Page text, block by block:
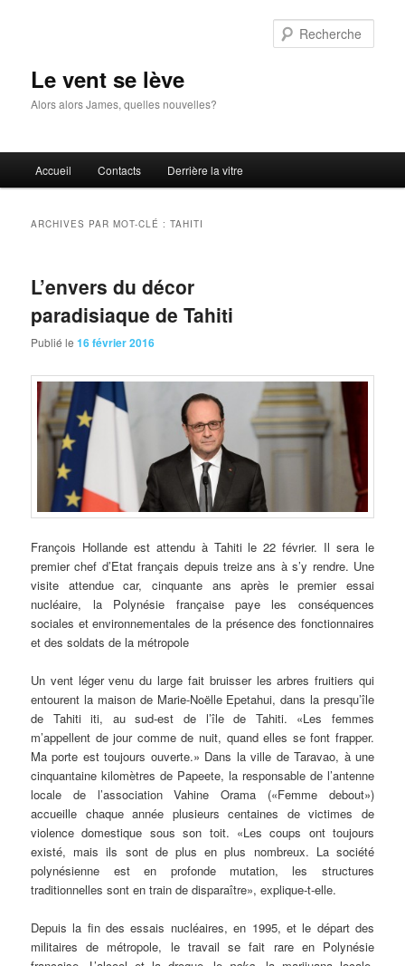
Le vent se lève
Alors alors James, quelles nouvelles?
principal
Accueil Contacts Derrière la vitre
ARCHIVES PAR MOT-CLÉ :TAHITI
L’envers du décor
paradisiaque de Tahiti
Publié le16 février 2016
François Hollande est attendu à Tahiti le 22 février. Il sera le
premier chef d’Etat français depuis treize ans à s’y rendre. Une
visite attendue car, cinquante ans après le premier essai
nucléaire, la Polynésie française paye les conséquences
sociales et environnementales de la présence des fonctionnaires
et des soldats de la métropole
Un vent léger venu du large fait bruisser les arbres fruitiers qui
entourent la maison de Marie-Noëlle Epetahui, dans la presqu’île
de Tahiti iti, au sud-est de l’île de Tahiti. «Les femmes
m’appellent de jour comme de nuit, quand elles se font frapper.
Ma porte est toujours ouverte.» Dans la ville de Taravao, à une
cinquantaine kilomètres de Papeete, la responsable de l’antenne
locale de l’association Vahine Orama («Femme debout»)
accueille chaque année plusieurs centaines de victimes de
violence domestique sous son toit. «Les coups ont toujours
existé, mais ils sont de plus en plus nombreux. La société
polynésienne est en profonde mutation, les structures
traditionnelles sont en train de disparaître», explique-t-elle.
Depuis la fin des essais nucléaires, en 1995, et le départ des
militaires de métropole, le travail se fait rare en Polynésie